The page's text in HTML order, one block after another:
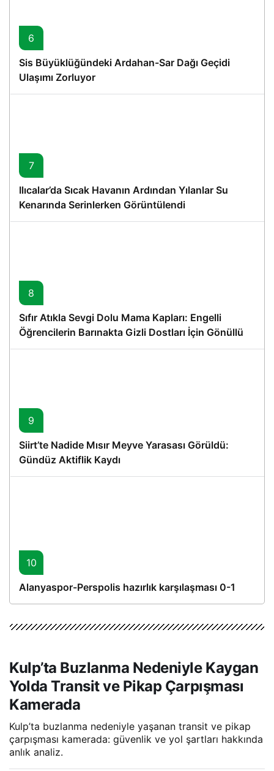
6
Sis Büyüklüğündeki Ardahan-Sar Dağı Geçidi
Ulaşımı Zorluyor
7
Ilıcalar’da Sıcak Havanın Ardından Yılanlar Su
Kenarında Serinlerken Görüntülendi
8
Sıfır Atıkla Sevgi Dolu Mama Kapları: Engelli
Öğrencilerin Barınakta Gizli Dostları İçin Gönüllü
Proje
9
Siirt’te Nadide Mısır Meyve Yarasası Görüldü:
Gündüz Aktiflik Kaydı
10
Alanyaspor-Perspolis hazırlık karşılaşması 0-1
Kulp’ta Buzlanma Nedeniyle Kaygan
Yolda Transit ve Pikap Çarpışması
Kamerada
Kulp’ta buzlanma nedeniyle yaşanan transit ve pikap
çarpışması kamerada: güvenlik ve yol şartları hakkında
anlık analiz.